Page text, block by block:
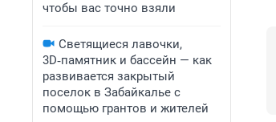
чтобы вас точно взяли
Светящиеся лавочки,
3D‑памятник и бассейн — как
развивается закрытый
поселок в Забайкалье с
помощью грантов и жителей